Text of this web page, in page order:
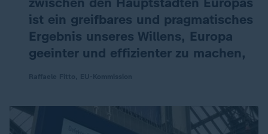
ist ein greifbares und pragmatisches
Ergebnis unseres Willens, Europa
geeinter und effizienter zu machen,